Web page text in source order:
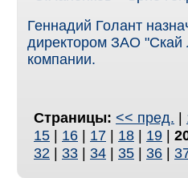
Геннадий Голант
директором ЗАО "Скай
компании.
Страницы: << пред. |
15 | 16 | 17 | 18 | 19 |
32 | 33 | 34 | 35 | 36 |